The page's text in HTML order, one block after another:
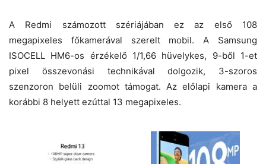
A Redmi számozott szériájában ez az első 108
megapixeles főkamerával szerelt mobil. A Samsung
ISOCELL HM6-os érzékelő 1/1,66 hüvelykes, 9-ből 1-et
pixel összevonási technikával dolgozik, 3-szoros
szenzoron belüli zoomot támogat. Az előlapi kamera a
korábbi 8 helyett ezúttal 13 megapixeles.